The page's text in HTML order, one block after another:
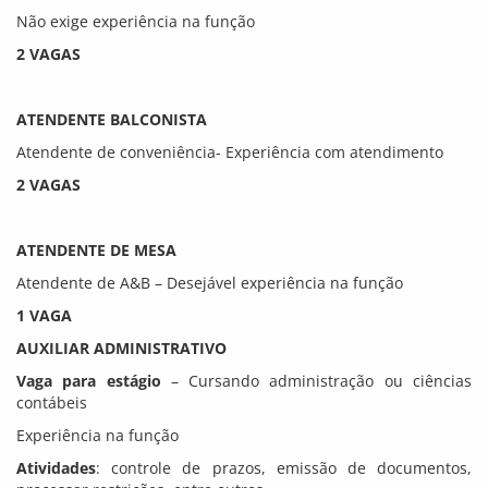
Não exige experiência na função
2 VAGAS
ATENDENTE BALCONISTA
Atendente de conveniência- Experiência com atendimento
2 VAGAS
ATENDENTE DE MESA
Atendente de A&B – Desejável experiência na função
1 VAGA
AUXILIAR ADMINISTRATIVO
Vaga para estágio – Cursando administração ou ciências
contábeis
Experiência na função
Atividades: controle de prazos, emissão de documentos,